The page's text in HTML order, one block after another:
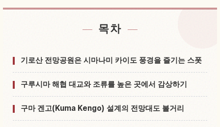
공원 Kame Rou Yama Tenbou Kouen 근처 숙소 찾기
공원 Kame Rou Yama Tenbou Kouen 체험 찾기 ↗
목차
기로산 전망공원은 시마나미 카이도 풍경을 즐기는 스폿
구루시마 해협 대교와 조류를 높은 곳에서 감상하기
구마 겐고(Kuma Kengo) 설계의 전망대도 볼거리